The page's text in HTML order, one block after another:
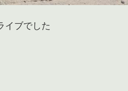
イブでした